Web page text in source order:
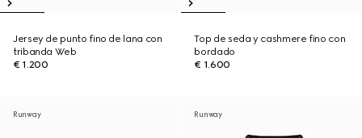
Jersey de punto fino de lana con
tribanda Web
€ 1.200
Top de seda y cashmere fino con
bordado
€ 1.600
Runway Runway